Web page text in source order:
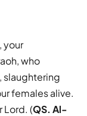
your
who
slaughtering
females alive.
Lord. (QS. Al-